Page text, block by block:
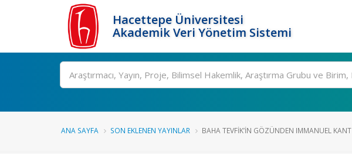
Hacettepe Üniversitesi
Akademik Veri Yönetim Sistemi
Ara
ANA SAYFA SON EKLENEN YAYINLAR BAHA TEVFİK’İN GÖZÜNDEN IMMANUEL KANT